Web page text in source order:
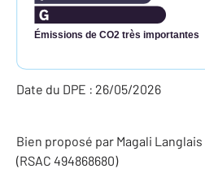
Émissions de CO2 très importantes
Date du DPE : 26/05/2026
Bien proposé par Magali Langlais
(RSAC 494868680)